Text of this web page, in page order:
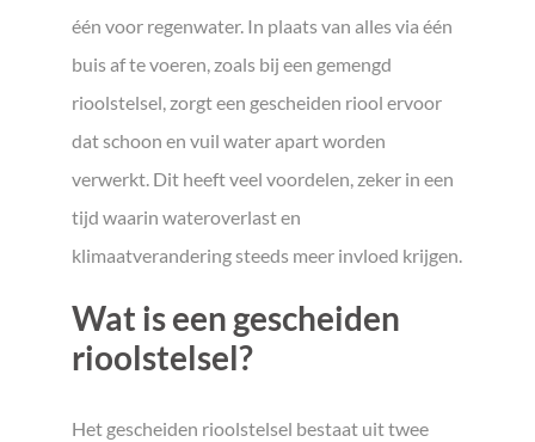
één voor regenwater. In plaats van alles via één
buis af te voeren, zoals bij een gemengd
rioolstelsel, zorgt een gescheiden riool ervoor
dat schoon en vuil water apart worden
verwerkt. Dit heeft veel voordelen, zeker in een
tijd waarin wateroverlast en
klimaatverandering steeds meer invloed krijgen.
Wat is een gescheiden
rioolstelsel?
Het gescheiden rioolstelsel bestaat uit twee